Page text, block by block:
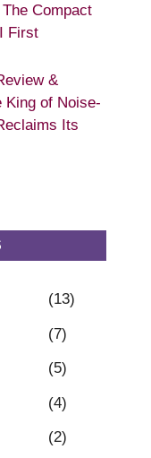
Compact
First
&
King of Noise-
Its
(13)
(7)
(5)
(4)
(2)